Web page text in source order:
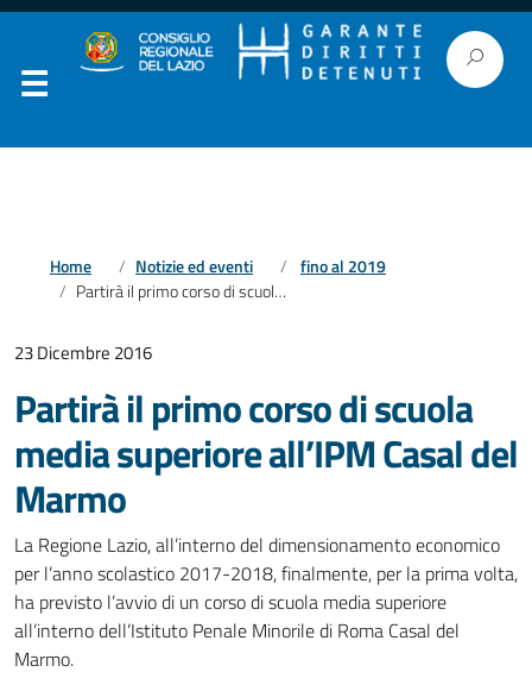
Home Notizie ed eventi
fino al 2019
Partirà il primo corso di scuola media superiore all’IPM Casal del Marmo
23 Dicembre 2016
Partirà il primo corso di scuola
media superiore all’IPM Casal del
Marmo
La Regione Lazio, all’interno del dimensionamento economico
per l’anno scolastico 2017-2018, finalmente, per la prima volta,
ha previsto l’avvio di un corso di scuola media superiore
all’interno dell’Istituto Penale Minorile di Roma Casal del
Marmo.